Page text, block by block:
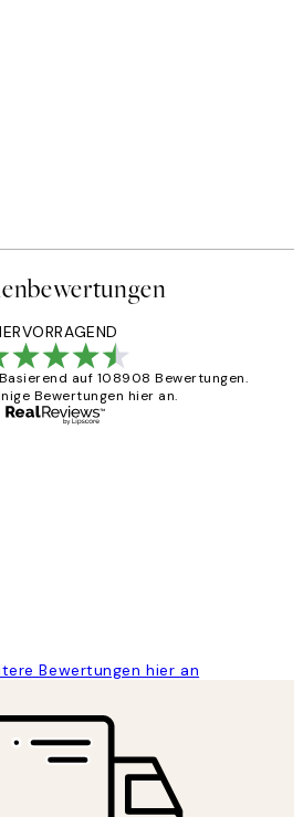
Basierend auf 108908 Bewertungen.
Bewertungen hier an.
Bewertungen hier an